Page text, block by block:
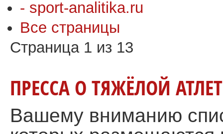
- sport-analitika.ru
Все страницы
Страница 1 из 13
ПРЕССА О ТЯЖЁЛОЙ
Вашему вниманию